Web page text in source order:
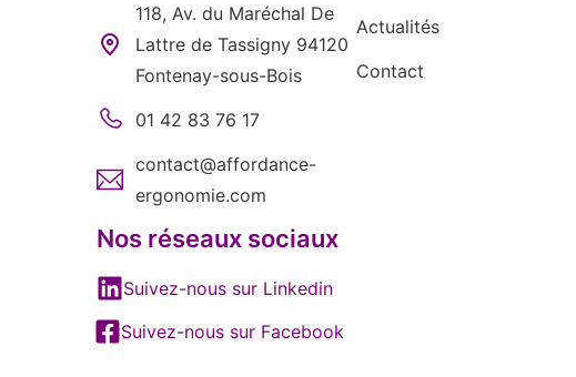
118, Av. du Maréchal De
Lattre de Tassigny 94120
Fontenay-sous-Bois
01 42 83 76 17
contact@affordance-
ergonomie.com
Nos réseaux sociaux
Suivez-nous sur Linkedin
Suivez-nous sur Facebook
Actualités
Contact